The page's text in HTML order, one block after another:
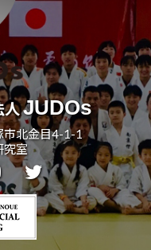
人JUDOs
市北金目4-1-1
究室